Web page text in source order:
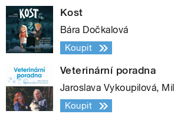
Kost
Bára Dočkalová
Koupit
Veterinární poradna
Jaroslava Vykoupilová,
Koupit